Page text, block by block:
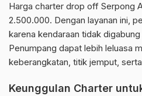
Harga charter drop off Serpong
2.500.000. Dengan layanan ini,
karena kendaraan tidak
Penumpang dapat lebih leluasa
keberangkatan, titik jemput,
Keunggulan Charter